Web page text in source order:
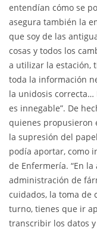
entendían cómo se
asegura también la
que soy de las
cosas y todos los
a utilizar la estación,
toda la información
la unidosis correcta…
es innegable”. De
quienes propusieron
la supresión del
podía aportar, como
de Enfermería. “En
administración de
cuidados, la toma de
turno, tienes que ir
transcribir los datos